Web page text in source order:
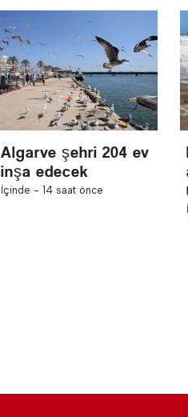
Algarve şehri 204 ev
inşa edecek
İçinde -14 saat önce